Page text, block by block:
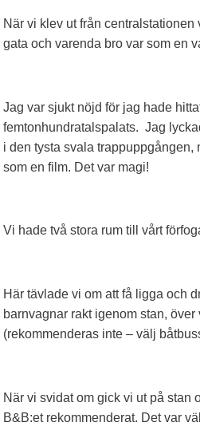
När vi klev ut från
gata och varenda bro var som en
Jag var sjukt nöjd för jag hade
femtonhundratalspalats. Jag
i den tysta svala
som en film. Det var magi!
Vi hade två stora rum till vårt
Här tävlade vi om att få ligga och
barnvagnar rakt igenom stan,
(rekommenderas inte – välj
När vi svidat om gick vi ut på stan
B&B:et rekommenderat. Det var